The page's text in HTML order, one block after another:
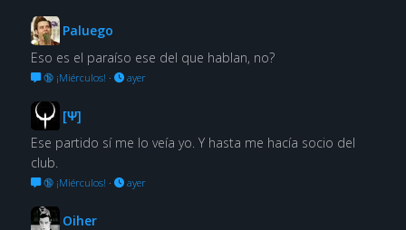
Paluego
Eso es el paraíso ese del que hablan, no?
🔞 ¡Miérculos! · ayer
[Ψ]
Ese partido sí me lo veía yo. Y hasta me hacía socio del
club.
🔞 ¡Miérculos! · ayer
Oiher